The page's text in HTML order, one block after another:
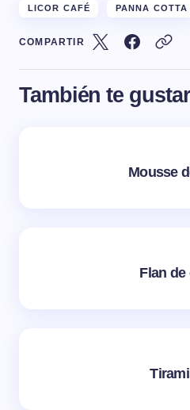
LICOR CAFÉ PANNA COTTA
COMPARTIR
También te
Mousse
Flan de